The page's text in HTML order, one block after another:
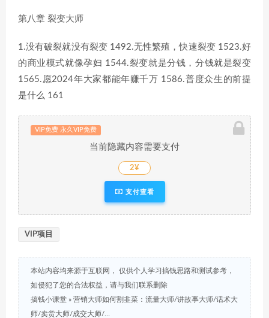
第八章 裂变大师
1.没有破裂就没有裂变 1492.无性繁殖，快速裂变 1523.好
的商业模式就像孕妇 1544.裂变就是分钱，分钱就是裂变
1565.愿2024年大家都能年赚千万 1586.普度众生的前提
是什么 161
VIP免费 永久VIP免费
当前隐藏内容需要支付
2¥
支付查看
VIP项目
本站内容均来源于互联网， 仅供个人学习搞钱思路和测试参考，
如侵犯了您的合法权益，请与我们联系删除
搞钱小课堂 » 营销大师如何割韭菜：流量大师/讲故事大师/话术大
师/卖货大师/成交大师/…